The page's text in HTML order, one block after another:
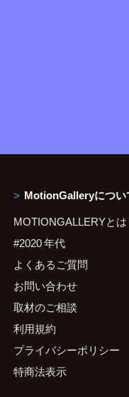
MotionGalleryについ
MOTIONGALLERYとは
#2020 年代
よくあるご質問
お問い合わせ
取材のご相談
利用規約
プライバシーポリシー
特商法表示